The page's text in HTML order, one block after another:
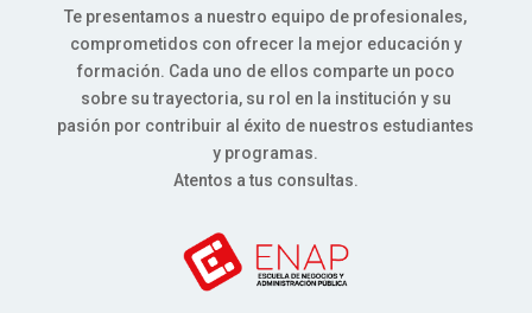
Te presentamos a nuestro equipo de profesionales,
comprometidos con ofrecer la mejor educación y
formación. Cada uno de ellos comparte un poco
sobre su trayectoria, su rol en la institución y su
pasión por contribuir al éxito de nuestros estudiantes
y programas.
Atentos a tus consultas.